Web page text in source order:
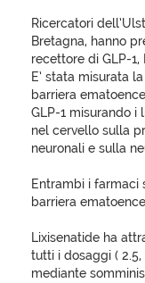
Ricercatori
Bretagna, hanno
recettore di GLP-
E’ stata misurata
barriera
GLP-1 misurando i
nel cervello sulla
neuronali e sulla
Entrambi i farmaci
barriera
Lixisenatide ha
tutti i dosaggi (
mediante